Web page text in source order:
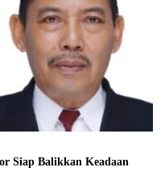
Siap Balikkan Keadaan